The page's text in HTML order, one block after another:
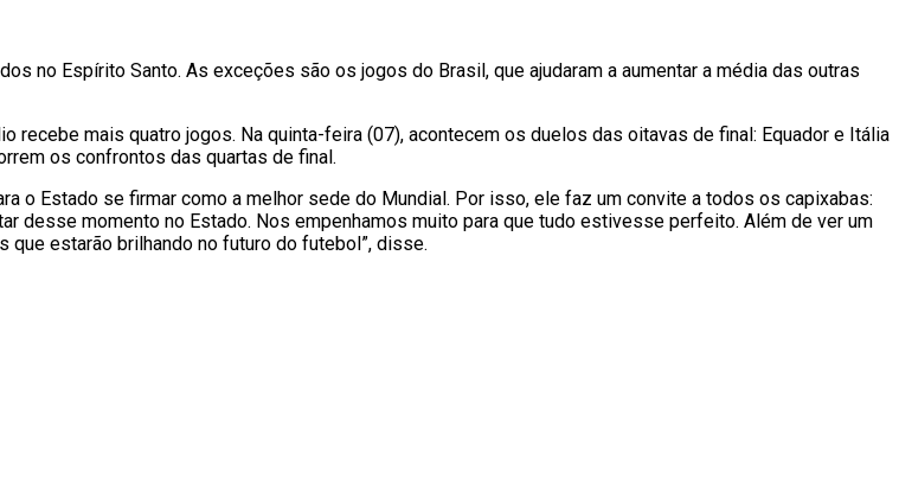
no Espírito Santo. As exceções são os jogos do Brasil, que ajudaram a aumentar a média das outras
recebe mais quatro jogos. Na quinta-feira (07), acontecem os duelos das oitavas de final: Equador e Itália
os confrontos das quartas de final.
o Estado se firmar como a melhor sede do Mundial. Por isso, ele faz um convite a todos os capixabas:
desse momento no Estado. Nos empenhamos muito para que tudo estivesse perfeito. Além de ver um
estarão brilhando no futuro do futebol”, disse.